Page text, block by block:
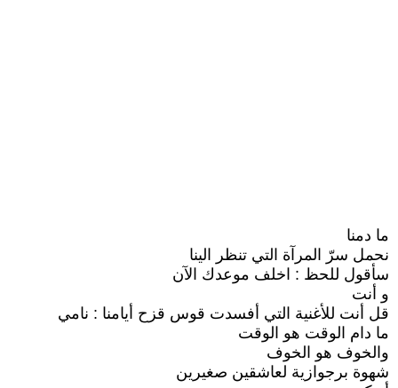
ما دمنا
نحمل سرّ المرآة التي تنظر الينا
سأقول للحظ : اخلف موعدك الآن
و أنت
قل أنت للأغنية التي أفسدت قوس قزح أيامنا : نامي
ما دام الوقت هو الوقت
والخوف هو الخوف
شهوة برجوازية لعاشقين صغيرين